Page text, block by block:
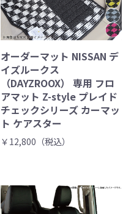
オーダーマット NISSAN デ
イズルークス
（DAYZROOX） 専用 フロ
アマット Z-style プレイド
チェックシリーズ カーマッ
ト ケアスター
￥12,800（税込）